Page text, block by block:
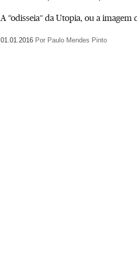
A “odisseia” da Utopia, ou a
01.01.2016 Por Paulo Mendes Pinto